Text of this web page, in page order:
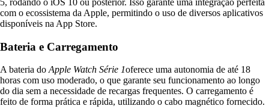
5, rodando o iOS 10 ou posterior. Isso garante uma integração perfeita
com o ecossistema da Apple, permitindo o uso de diversos aplicativos
disponíveis na App Store.
Bateria e Carregamento
A bateria do Apple Watch Série 1oferece uma autonomia de até 18
horas com uso moderado, o que garante seu funcionamento ao longo
do dia sem a necessidade de recargas frequentes. O carregamento é
feito de forma prática e rápida, utilizando o cabo magnético fornecido.